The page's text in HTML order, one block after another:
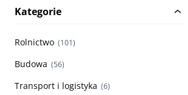
Kategorie
Rolnictwo (101)
Budowa (56)
Transport i logistyka (6)